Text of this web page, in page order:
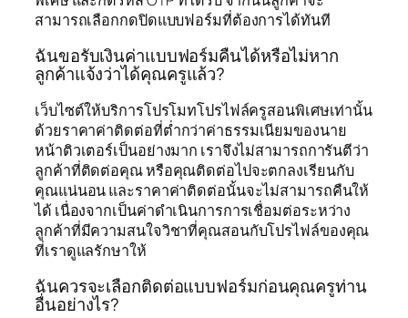
สามารถเลือกกดปิดแบบฟอร์มที่ต้องการได้ทันที
ฉันขอรับเงินค่าแบบฟอร์มคืนได้หรือไม่หาก
ลูกค้าแจ้งว่าได้คุณครูแล้ว?
เว็บไซต์ให้บริการโปรโมทโปรไฟล์ครูสอนพิเศษเท่านั้น
ด้วยราคาค่าติดต่อที่ต่ำกว่าค่าธรรมเนียมของนาย
หน้าติวเตอร์เป็นอย่างมาก เราจึงไม่สามารถการันตีว่า
ลูกค้าที่ติดต่อคุณ หรือคุณติดต่อไปจะตกลงเรียนกับ
คุณแน่นอน และราคาค่าติดต่อนั้นจะไม่สามารถคืนให้
ได้ เนื่องจากเป็นค่าดำเนินการการเชื่อมต่อระหว่าง
ลูกค้าที่มีความสนใจวิชาที่คุณสอนกับโปรไฟล์ของคุณ
ที่เราดูแลรักษาให้
ฉันควรจะเลือกติดต่อแบบฟอร์มก่อนคุณครูท่าน
อื่นอย่างไร?